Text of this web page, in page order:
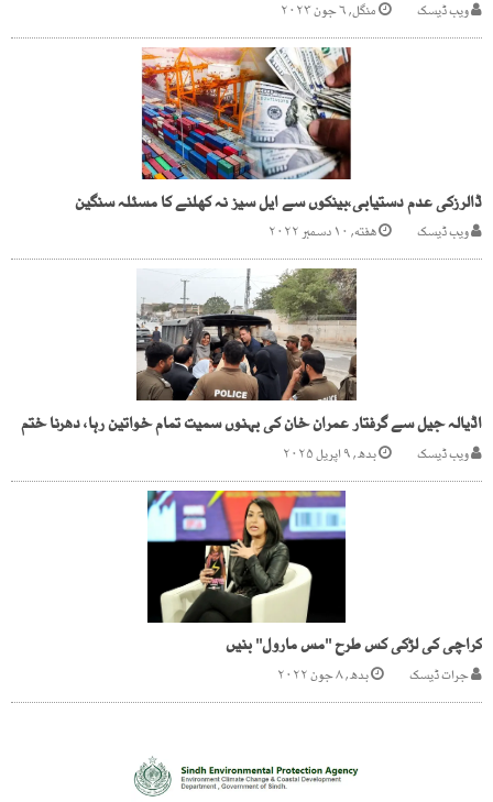
ویب ڈیسک منگل, ۶ جون ۲۰۲۳
ڈالرزکی عدم دستیابی،بینکوں سے ایل سیز نہ کھلنے کا مسئلہ سنگین
ویب ڈیسک هفته, ۱۰ دسمبر ۲۰۲۲
اڈیالہ جیل سے گرفتار عمران خان کی بہنوں سمیت تمام خواتین رہا، دھرنا ختم
ویب ڈیسک بدھ, ۹ اپریل ۲۰۲۵
کراچی کی لڑکی کس طرح ''مس مارول'' بنیں
جرات ڈیسک بدھ, ۸ جون ۲۰۲۲